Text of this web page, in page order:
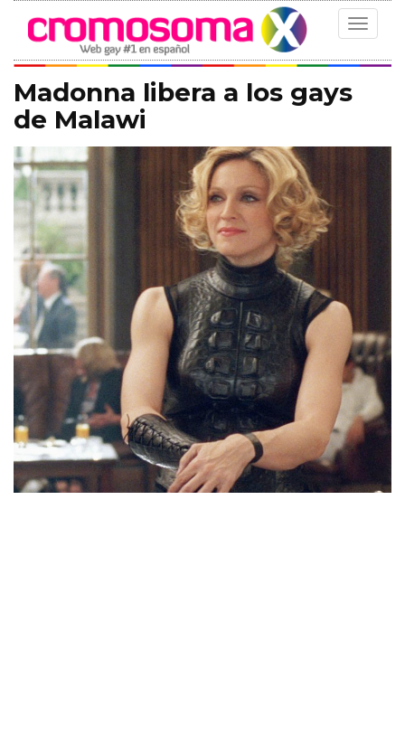
Toggle
Madonna libera a los gays
de Malawi